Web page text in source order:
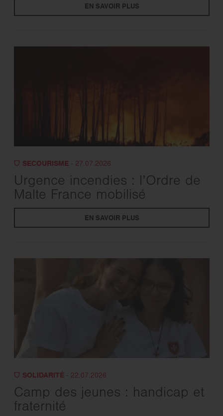
EN SAVOIR PLUS
SECOURISME- 27.07.2026
Urgence incendies : l’Ordre de
Malte France mobilisé
EN SAVOIR PLUS
SOLIDARITÉ- 22.07.2026
Camp des jeunes : handicap et
fraternité